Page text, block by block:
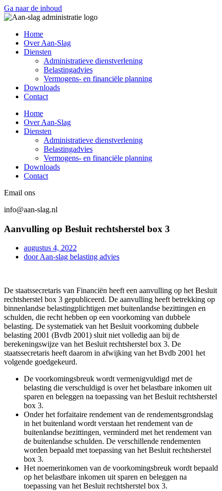
Ga naar de inhoud
Home
Over Aan-Slag
Diensten
Administratieve dienstverlening
Belastingadvies
Vermogens- en financiële planning
Downloads
Contact
Home
Over Aan-Slag
Diensten
Administratieve dienstverlening
Belastingadvies
Vermogens- en financiële planning
Downloads
Contact
Email ons
info@aan-slag.nl
Aanvulling op Besluit rechtsherstel box 3
augustus 4, 2022
doorAan-slag belasting advies
De staatssecretaris van Financiën heeft een aanvulling op het Besluit
rechtsherstel box 3 gepubliceerd. De aanvulling heeft betrekking op
binnenlandse belastingplichtigen met buitenlandse bezittingen en
schulden, die recht hebben op een voorkoming van dubbele
belasting. De systematiek van het Besluit voorkoming dubbele
belasting 2001 (Bvdb 2001) sluit niet volledig aan bij de
berekeningswijze van het Besluit rechtsherstel box 3. De
staatssecretaris heeft daarom in afwijking van het Bvdb 2001 het
volgende goedgekeurd.
De voorkomingsbreuk wordt vermenigvuldigd met de
belasting die verschuldigd is over het belastbare inkomen uit
sparen en beleggen na toepassing van het Besluit rechtsherstel
box 3.
Onder het forfaitaire rendement van de rendementsgrondslag
in het buitenland wordt verstaan het rendement van de
buitenlandse bezittingen, verminderd met het rendement van
de buitenlandse schulden. De verschillende rendementen
worden bepaald met toepassing van het Besluit rechtsherstel
box 3.
Het noemerinkomen van de voorkomingsbreuk wordt bepaald
op het belastbare inkomen uit sparen en beleggen na
toepassing van het Besluit rechtsherstel box 3.